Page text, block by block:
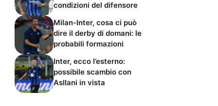
condizioni del difensore
Milan-Inter, cosa ci può
dire il derby di domani: le
probabili formazioni
Inter, ecco l’esterno:
possibile scambio con
Asllani in vista